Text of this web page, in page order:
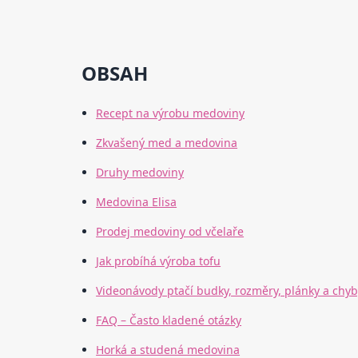
OBSAH
Recept na výrobu medoviny
Zkvašený med a medovina
Druhy medoviny
Medovina Elisa
Prodej medoviny od včelaře
Jak probíhá výroba tofu
Videonávody ptačí budky, rozměry, plánky a
FAQ – Často kladené otázky
Horká a studená medovina